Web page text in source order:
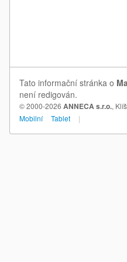
Tato informační stránka o
není redigován.
© 2000-2026 ANNECA s.r.o.,
Mobilní
Tablet |